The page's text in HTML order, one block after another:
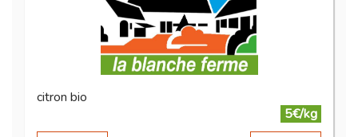
citron bio
5€/kg